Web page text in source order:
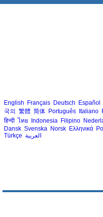
English Français Deutsch Español
국의 繁體 简体 Português Italiano
हिन्दी ไทย Indonesia Filipino
Dansk Svenska Norsk Ελληνικά
Türkçe العربية